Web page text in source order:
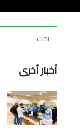
أخبار أخرى